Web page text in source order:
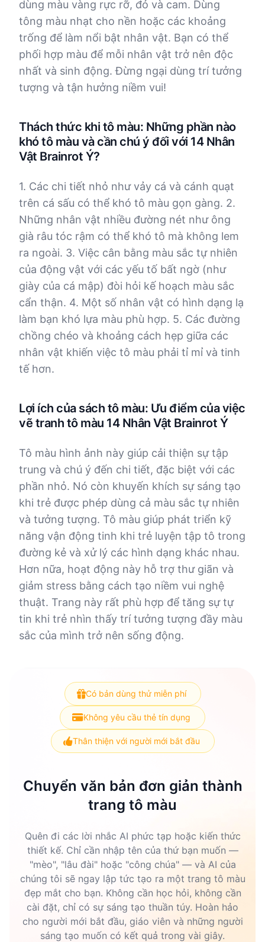
dùng màu vàng rực rỡ, đỏ và cam. Dùng
tông màu nhạt cho nền hoặc các khoảng
trống để làm nổi bật nhân vật. Bạn có thể
phối hợp màu để mỗi nhân vật trở nên độc
nhất và sinh động. Đừng ngại dùng trí tưởng
tượng và tận hưởng niềm vui!
Thách thức khi tô màu: Những phần nào
khó tô màu và cần chú ý đối với 14 Nhân
Vật Brainrot Ý?
1. Các chi tiết nhỏ như vảy cá và cánh quạt
trên cá sấu có thể khó tô màu gọn gàng. 2.
Những nhân vật nhiều đường nét như ông
già râu tóc rậm có thể khó tô mà không lem
ra ngoài. 3. Việc cân bằng màu sắc tự nhiên
của động vật với các yếu tố bất ngờ (như
giày của cá mập) đòi hỏi kế hoạch màu sắc
cẩn thận. 4. Một số nhân vật có hình dạng lạ
làm bạn khó lựa màu phù hợp. 5. Các đường
chồng chéo và khoảng cách hẹp giữa các
nhân vật khiến việc tô màu phải tỉ mỉ và tinh
tế hơn.
Lợi ích của sách tô màu: Ưu điểm của việc
vẽ tranh tô màu 14 Nhân Vật Brainrot Ý
Tô màu hình ảnh này giúp cải thiện sự tập
trung và chú ý đến chi tiết, đặc biệt với các
phần nhỏ. Nó còn khuyến khích sự sáng tạo
khi trẻ được phép dùng cả màu sắc tự nhiên
và tưởng tượng. Tô màu giúp phát triển kỹ
năng vận động tinh khi trẻ luyện tập tô trong
đường kẻ và xử lý các hình dạng khác nhau.
Hơn nữa, hoạt động này hỗ trợ thư giãn và
giảm stress bằng cách tạo niềm vui nghệ
thuật. Trang này rất phù hợp để tăng sự tự
tin khi trẻ nhìn thấy trí tưởng tượng đầy màu
sắc của mình trở nên sống động.
Có bản dùng thử miễn phí
Không yêu cầu thẻ tín dụng
Thân thiện với người mới bắt đầu
Chuyển văn bản đơn giản thành
trang tô màu
Quên đi các lời nhắc AI phức tạp hoặc kiến thức
thiết kế. Chỉ cần nhập tên của thứ bạn muốn —
"mèo", "lâu đài" hoặc "công chúa" — và AI của
chúng tôi sẽ ngay lập tức tạo ra một trang tô màu
đẹp mắt cho bạn. Không cần học hỏi, không cần
cài đặt, chỉ có sự sáng tạo thuần túy. Hoàn hảo
cho người mới bắt đầu, giáo viên và những người
sáng tạo muốn có kết quả trong vài giây.